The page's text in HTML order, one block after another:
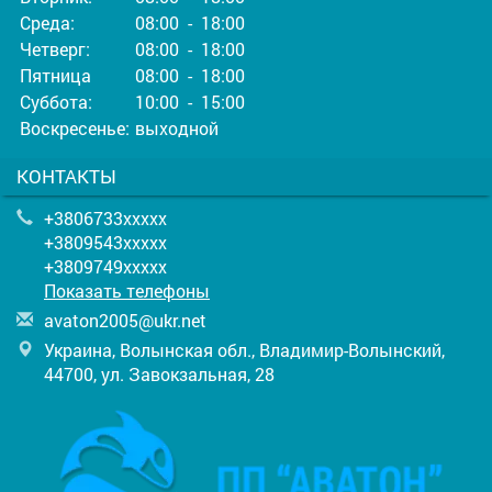
Среда:
08:00 - 18:00
Четверг:
08:00 - 18:00
Пятница
08:00 - 18:00
Суббота:
10:00 - 15:00
Воскресенье: выходной
КОНТАКТЫ
+3806733xxxxx
+3809543xxxxx
+3809749xxxxx
Показать телефоны
avaton2005@ukr.net
Украина, Волынская обл., Владимир-Волынский,
44700, ул. Завокзальная, 28